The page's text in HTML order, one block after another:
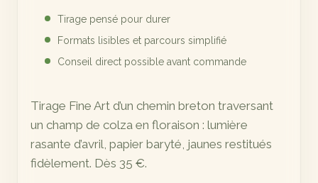
Tirage pensé pour durer
Formats lisibles et parcours simplifié
Conseil direct possible avant commande
Tirage Fine Art d’un chemin breton traversant
un champ de colza en floraison : lumière
rasante d’avril, papier baryté, jaunes restitués
fidèlement. Dès 35 €.